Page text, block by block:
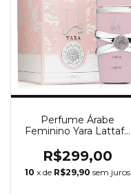
Perfume Árabe
Feminino Yara Lattafa
R$299,00
10 x de R$29,90 sem juros